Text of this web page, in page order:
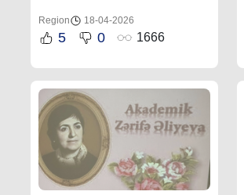
Region 18-04-2026
5 0 1666